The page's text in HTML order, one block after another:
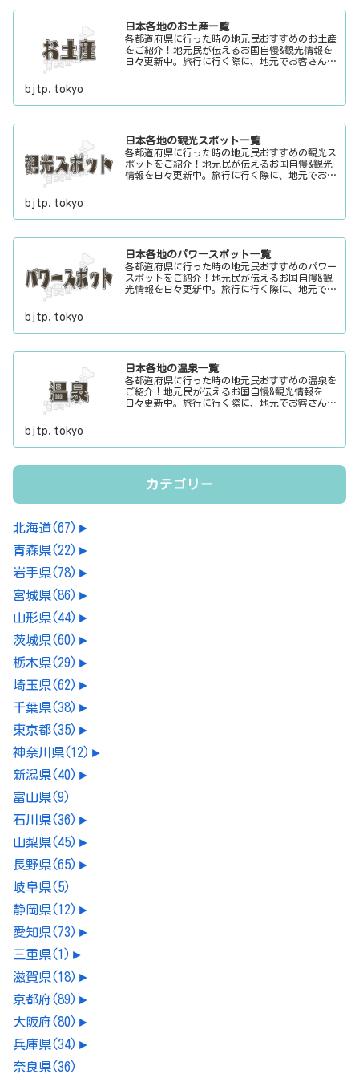
日本各地のお土産一覧
各都道府県に行った時の地元民おすすめのお土産
をご紹介！地元民が伝えるお国自慢&観光情報を
日々更新中。旅行に行く際に、地元でお客さんを
bjtp.tokyo
日本各地の観光スポット一覧
各都道府県に行った時の地元民おすすめの観光ス
ポットをご紹介！地元民が伝えるお国自慢&観光
情報を日々更新中。旅行に行く際に、地元でお客
bjtp.tokyo
日本各地のパワースポット一覧
各都道府県に行った時の地元民おすすめのパワー
スポットをご紹介！地元民が伝えるお国自慢&観
光情報を日々更新中。旅行に行く際に、地元でお
bjtp.tokyo
日本各地の温泉一覧
各都道府県に行った時の地元民おすすめの温泉を
ご紹介！地元民が伝えるお国自慢&観光情報を
日々更新中。旅行に行く際に、地元でお客さんを
bjtp.tokyo
カテゴリー
北海道(67) ►
青森県(22) ►
岩手県(78) ►
宮城県(86) ►
山形県(44) ►
茨城県(60) ►
栃木県(29) ►
埼玉県(62) ►
千葉県(38) ►
東京都(35) ►
神奈川県(12) ►
新潟県(40) ►
富山県(9)
石川県(36) ►
山梨県(45) ►
長野県(65) ►
岐阜県(5)
静岡県(12) ►
愛知県(73) ►
三重県(1) ►
滋賀県(18) ►
京都府(89) ►
大阪府(80) ►
兵庫県(34) ►
奈良県(36)